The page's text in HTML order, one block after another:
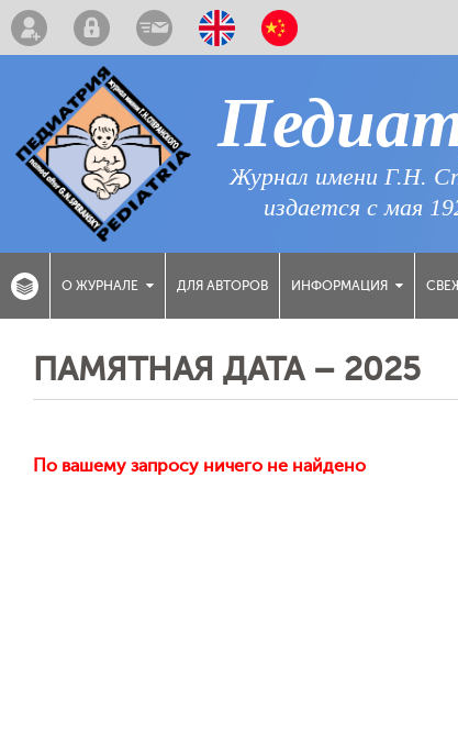
Журнал имени Г.Н.
издается с мая
О ЖУРНАЛЕ ДЛЯ АВТОРОВ ИНФОРМАЦИЯ
ПАМЯТНАЯ ДАТА – 2025
По вашему запросу ничего не найдено